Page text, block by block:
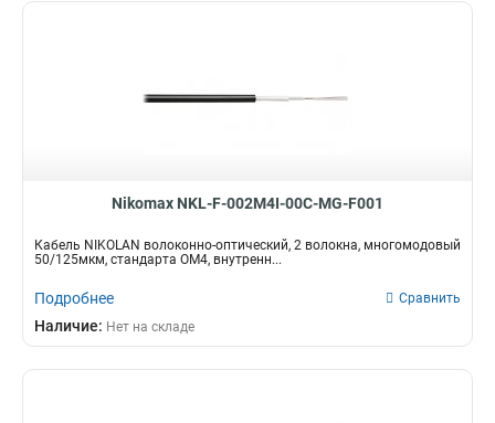
Nikomax NKL-F-002M4I-00C-MG-F001
Кабель NIKOLAN волоконно-оптический, 2 волокна, многомодовый
50/125мкм, стандарта ОМ4, внутренн...
Подробнее Сравнить
Наличие: Нет на складе